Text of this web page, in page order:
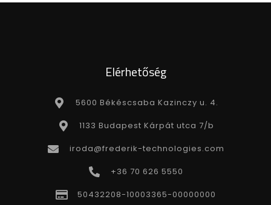
Elérhetőség
5600 Békéscsaba Kazinczy u. 4.
1133 Budapest Kárpát utca 7/b
iroda@frederik-technologies.com
+36 70 626 5550
50432208-10003365-00000000